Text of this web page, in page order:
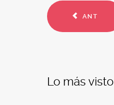
ANT
Lo más visto